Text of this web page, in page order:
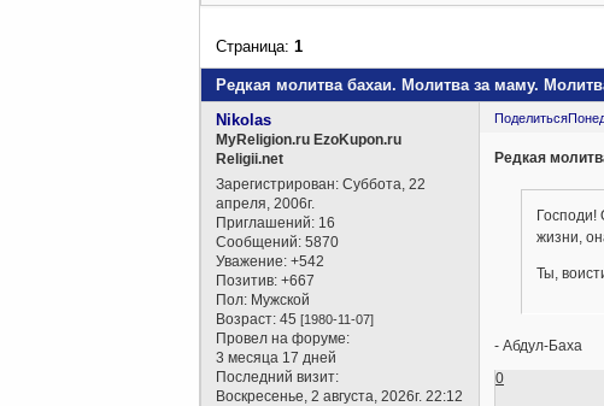
Редкая молитва бахаи. Молитва за маму.
Страница:1
Поделиться
Nikolas
MyReligion.ru EzoKupon.ru
Religii.net
Зарегистрирован: Суббота, 22
апреля, 2006г.
Приглашений: 16
Сообщений: 5870
Уважение: +542
Позитив: +667
Пол: Мужской
Возраст: 45[1980-11-07]
Провел на форуме:
3 месяца 17 дней
Последний визит:
Воскресенье, 2 августа, 2026г. 22:12
Редкая
Господи!
жизни,
Ты,
- Абдул-Баха
0